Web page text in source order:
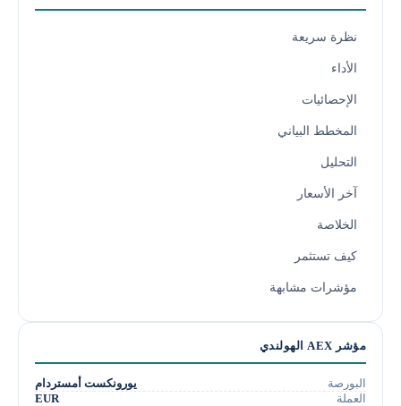
نظرة سريعة
الأداء
الإحصائيات
المخطط البياني
التحليل
آخر الأسعار
الخلاصة
كيف تستثمر
مؤشرات مشابهة
مؤشر AEX الهولندي
البورصة
يورونكست أمستردام
العملة
EUR